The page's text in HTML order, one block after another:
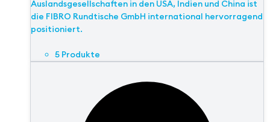
Auslandsgesellschaften in den USA, Indien und China ist
die FIBRO Rundtische GmbH international hervorragend
positioniert.
5 Produkte